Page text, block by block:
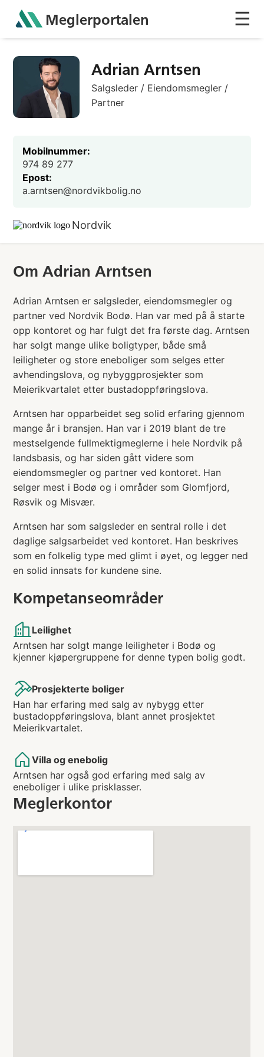
Meglerportalen ☰
Adrian Arntsen
Salgsleder / Eiendomsmegler /
Partner
Mobilnummer:
974 89 277
Epost:
a.arntsen@nordvikbolig.no
Nordvik
OmAdrian Arntsen
Adrian Arntsen er salgsleder, eiendomsmegler og
partner ved Nordvik Bodø. Han var med på å starte
opp kontoret og har fulgt det fra første dag. Arntsen
har solgt mange ulike boligtyper, både små
leiligheter og store eneboliger som selges etter
avhendingslova, og nybyggprosjekter som
Meierikvartalet etter bustadoppføringslova.
Arntsen har opparbeidet seg solid erfaring gjennom
mange år i bransjen. Han var i 2019 blant de tre
mestselgende fullmektigmeglerne i hele Nordvik på
landsbasis, og har siden gått videre som
eiendomsmegler og partner ved kontoret. Han
selger mest i Bodø og i områder som Glomfjord,
Røsvik og Misvær.
Arntsen har som salgsleder en sentral rolle i det
daglige salgsarbeidet ved kontoret. Han beskrives
som en folkelig type med glimt i øyet, og legger ned
en solid innsats for kundene sine.
Kompetanseområder
Leilighet
Arntsen har solgt mange leiligheter i Bodø og
kjenner kjøpergruppene for denne typen bolig godt.
Prosjekterte boliger
Han har erfaring med salg av nybygg etter
bustadoppføringslova, blant annet prosjektet
Meierikvartalet.
Villa og enebolig
Arntsen har også god erfaring med salg av
eneboliger i ulike prisklasser.
Meglerkontor